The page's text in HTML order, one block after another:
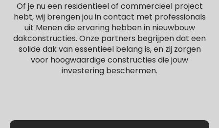
Of je nu een residentieel of commercieel project
hebt, wij brengen jou in contact met professionals
uit Menen die ervaring hebben in nieuwbouw
dakconstructies. Onze partners begrijpen dat een
solide dak van essentieel belang is, en zij zorgen
voor hoogwaardige constructies die jouw
investering beschermen.